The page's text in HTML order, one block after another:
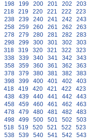
198 199 200 201 202
203
218 219 220 221 222
223
238 239 240 241 242
243
258 259 260 261 262
263
278 279 280 281 282
283
298 299 300 301 302
303
318 319 320 321 322
323
338 339 340 341 342
343
358 359 360 361 362
363
378 379 380 381 382
383
398 399 400 401 402
403
418 419 420 421 422
423
438 439 440 441 442
443
458 459 460 461 462
463
478 479 480 481 482
483
498 499 500 501 502
503
518 519 520 521 522
523
538 539 540 541 542
543